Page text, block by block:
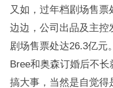
又如，过年档剧场售
边边，公司出品及主控
剧场售票处达26.3亿元。
Bree和奥森订婚后不
搞大事，当然是自觉得